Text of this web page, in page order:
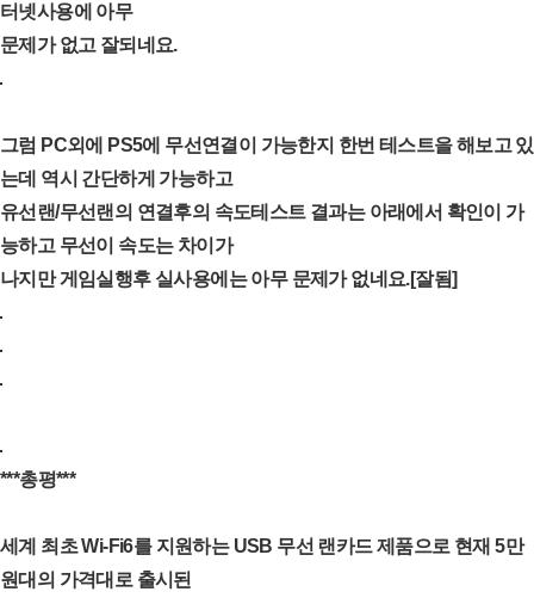
터넷사용에 아무
문제가 없고 잘되네요.
그럼 PC외에 PS5에 무선연결이 가능한지 한번 테스트을 해보고 있
는데 역시 간단하게 가능하고
유선랜/무선랜의 연결후의 속도테스트 결과는 아래에서 확인이 가
능하고 무선이 속도는 차이가
나지만 게임실행후 실사용에는 아무 문제가 없네요.[잘됨]
***총평***
세계 최초 Wi-Fi6를 지원하는 USB 무선 랜카드 제품으로 현재 5만
원대의 가격대로 출시된